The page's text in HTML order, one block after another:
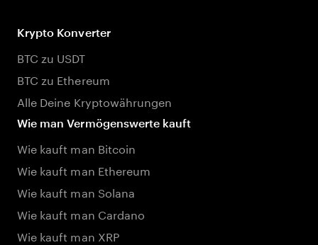
Krypto Konverter
BTC zu USDT
BTC zu Ethereum
Alle Deine Kryptowährungen
Wie man Vermögenswerte kauft
Wie kauft man Bitcoin
Wie kauft man Ethereum
Wie kauft man Solana
Wie kauft man Cardano
Wie kauft man XRP